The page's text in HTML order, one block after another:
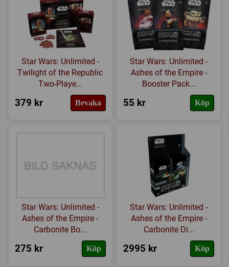
Star Wars: Unlimited -
Twilight of the Republic
Two-Playe...
379 kr Bevaka
Star Wars: Unlimited -
Ashes of the Empire -
Booster Pack...
55 kr Köp
Star Wars: Unlimited -
Ashes of the Empire -
Carbonite Bo...
275 kr Köp
Star Wars: Unlimited -
Ashes of the Empire -
Carbonite Di...
2995 kr Köp